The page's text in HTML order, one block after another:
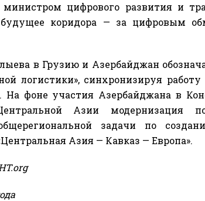
министром цифрового развития и
будущее коридора — за цифровым
в Грузию и Азербайджан
логистики», синхронизируя
На фоне участия Азербайджана в
Азии модернизация
задачи по
Азия — Кавказ — Европа».